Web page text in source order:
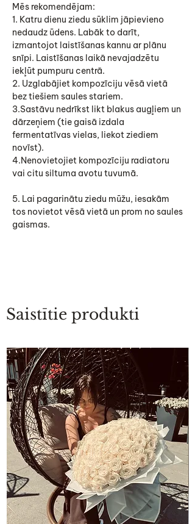
Mēs rekomendējam:
1. Katru dienu ziedu sūklim jāpievieno
nedaudz ūdens. Labāk to darīt,
izmantojot laistīšanas kannu ar plānu
snīpi. Laistīšanas laikā nevajadzētu
iekļūt pumpuru centrā.
2. Uzglabājiet kompozīciju vēsā vietā
bez tiešiem saules stariem.
3.Sastāvu nedrīkst likt blakus augļiem un
dārzeņiem (tie gaisā izdala
fermentatīvas vielas, liekot ziediem
novīst).
4.Nenovietojiet kompozīciju radiatoru
vai citu siltuma avotu tuvumā.
5. Lai pagarinātu ziedu mūžu, iesakām
tos novietot vēsā vietā un prom no saules
gaismas.
Saistītie produkti